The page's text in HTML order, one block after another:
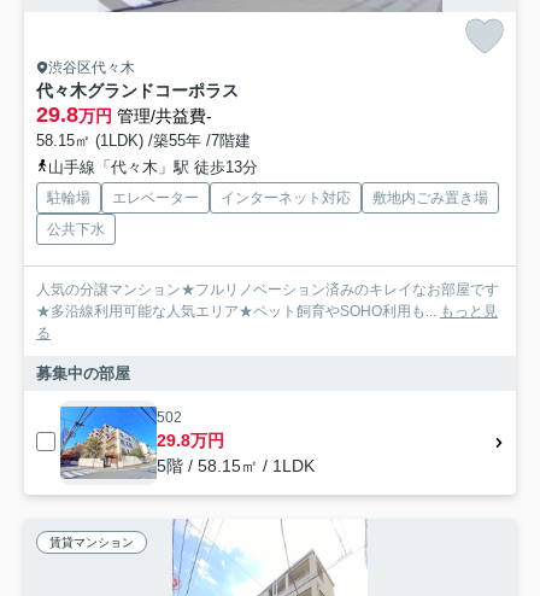
渋谷区代々木
代々木グランドコーポラス
29.8万円 管理/共益費-
58.15㎡ (1LDK) /築55年 /7階建
山手線「代々木」駅 徒歩13分
駐輪場 エレベーター インターネット対応
敷地内ごみ置き場
公共下水
人気の分譲マンション★フルリノベーション済みのキレイなお部屋です
★多沿線利用可能な人気エリア★ペット飼育やSOHO利用も... もっと見
る
募集中の部屋
502
29.8万円
5階 / 58.15㎡ / 1LDK
賃貸マンション